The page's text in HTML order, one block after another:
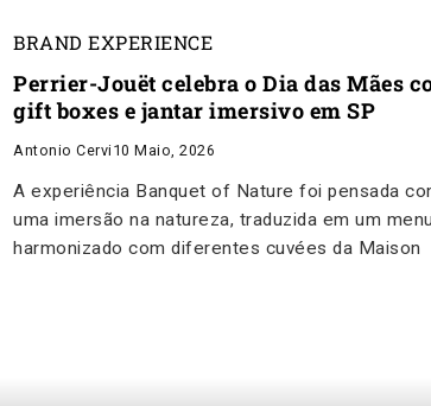
BRAND EXPERIENCE
Perrier-Jouët celebra o Dia das Mães
gift boxes e jantar imersivo em SP
Antonio Cervi 10 Maio, 2026
A experiência Banquet of Nature foi pensada
uma imersão na natureza, traduzida em um menu
harmonizado com diferentes cuvées da Maison